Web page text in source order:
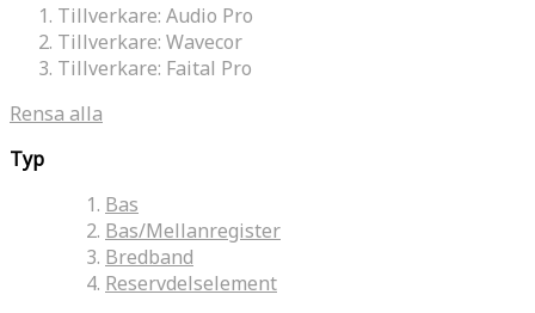
Tillverkare: Audio Pro
Tillverkare: Wavecor
Tillverkare: Faital Pro
Rensa alla
Typ
Bas
Bas/Mellanregister
Bredband
Reservdelselement